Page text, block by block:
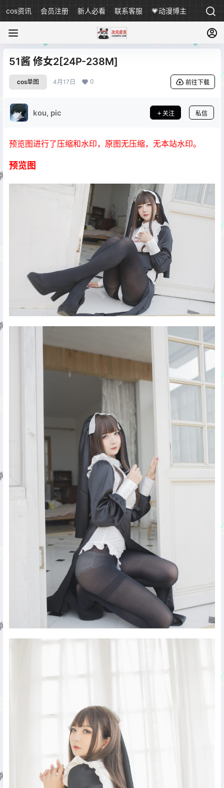
cos资讯 会员注册 新人必看 联系客服 💗动漫博主
51酱 修女2[24P-238M]
cos单图 4月17日 0 前往下载
kou, pic 关注 私信
预览图进行了压缩和水印，原图无压缩，无本站水印。
预览图